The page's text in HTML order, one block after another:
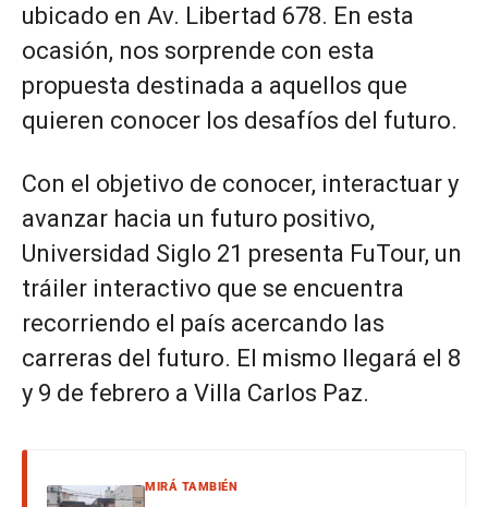
ubicado en Av. Libertad 678. En esta
ocasión, nos sorprende con esta
propuesta destinada a aquellos que
quieren conocer los desafíos del futuro.
Con el objetivo de conocer, interactuar y
avanzar hacia un futuro positivo,
Universidad Siglo 21 presenta FuTour, un
tráiler interactivo que se encuentra
recorriendo el país acercando las
carreras del futuro. El mismo llegará el 8
y 9 de febrero a Villa Carlos Paz.
MIRÁ TAMBIÉN